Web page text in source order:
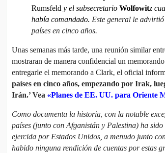
Rumsfeld y el subsecretario Wolfowitz
había comandado. Este general le
países en cinco años.
Unas semanas más tarde, una reunión similar
mostraran de manera confidencial un
entregarle el memorando a Clark, el oficial
países en cinco años, empezando por Irak,
Irán.’Vea «Planes de EE. UU. para Oriente
Como documenta la historia, con la notable
países (junto con Afganistán y Palestina) ha
ejercida por Estados Unidos, a menudo junto
habido ninguna rendición de cuentas por estas